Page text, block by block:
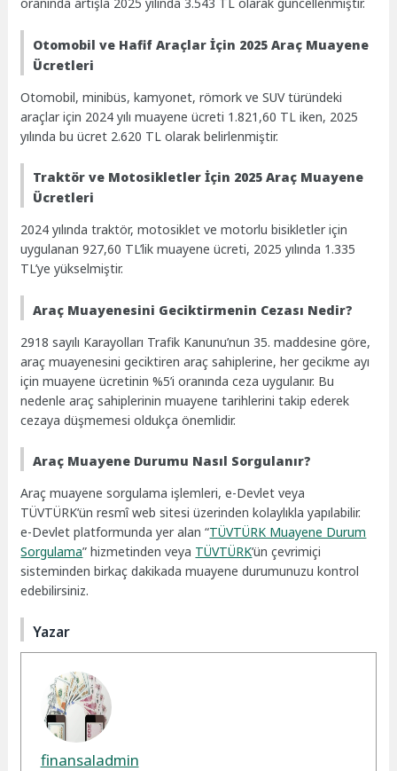
oranında artışla 2025 yılında 3.543 TL olarak güncellenmiştir.
Otomobil ve Hafif Araçlar İçin 2025 Araç Muayene
Ücretleri
Otomobil, minibüs, kamyonet, römork ve SUV türündeki
araçlar için 2024 yılı muayene ücreti 1.821,60 TL iken, 2025
yılında bu ücret 2.620 TL olarak belirlenmiştir.
Traktör ve Motosikletler İçin 2025 Araç Muayene
Ücretleri
2024 yılında traktör, motosiklet ve motorlu bisikletler için
uygulanan 927,60 TL’lik muayene ücreti, 2025 yılında 1.335
TL’ye yükselmiştir.
Araç Muayenesini Geciktirmenin Cezası Nedir?
2918 sayılı Karayolları Trafik Kanunu’nun 35. maddesine göre,
araç muayenesini geciktiren araç sahiplerine, her gecikme ayı
için muayene ücretinin %5’i oranında ceza uygulanır. Bu
nedenle araç sahiplerinin muayene tarihlerini takip ederek
cezaya düşmemesi oldukça önemlidir.
Araç Muayene Durumu Nasıl Sorgulanır?
Araç muayene sorgulama işlemleri, e-Devlet veya
TÜVTÜRK’ün resmî web sitesi üzerinden kolaylıkla yapılabilir.
e-Devlet platformunda yer alan “TÜVTÜRK Muayene Durum
Sorgulama” hizmetinden veya TÜVTÜRK’ün çevrimiçi
sisteminden birkaç dakikada muayene durumunuzu kontrol
edebilirsiniz.
Yazar
finansaladmin